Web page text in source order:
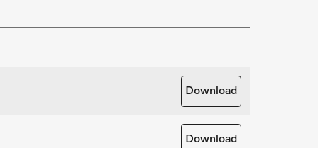
uw producten nodig? Meld het ons!Download
Download